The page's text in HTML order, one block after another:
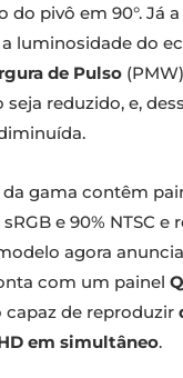
do pivô em 90°. Já
luminosidade do
de Pulso
reduzido, e,
gama contêm
e 90% NTSC e
agora
com um painel
capaz de reproduzir
em simultâneo.